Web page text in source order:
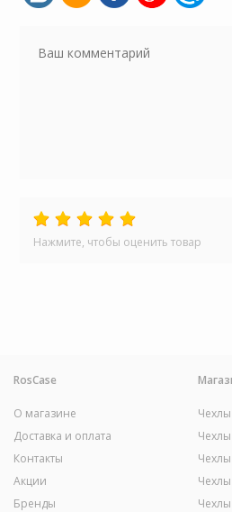
Нажмите, чтобы оценить товар
RosCase
О магазине
Доставка и оплата
Контакты
Акции
Бренды